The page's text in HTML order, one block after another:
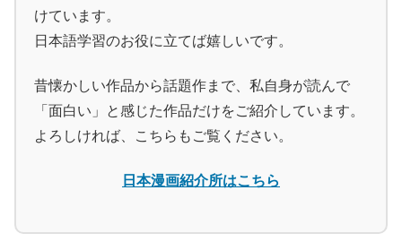
けています。
日本語学習のお役に立てば嬉しいです。
昔懐かしい作品から話題作まで、私自身が読んで
「面白い」と感じた作品だけをご紹介しています。
よろしければ、こちらもご覧ください。
日本漫画紹介所はこちら